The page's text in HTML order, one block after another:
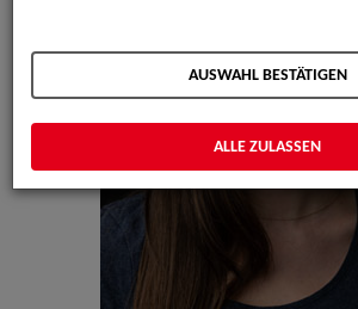
AUSWAHL BESTÄTIGEN
ALLE ZULASSEN